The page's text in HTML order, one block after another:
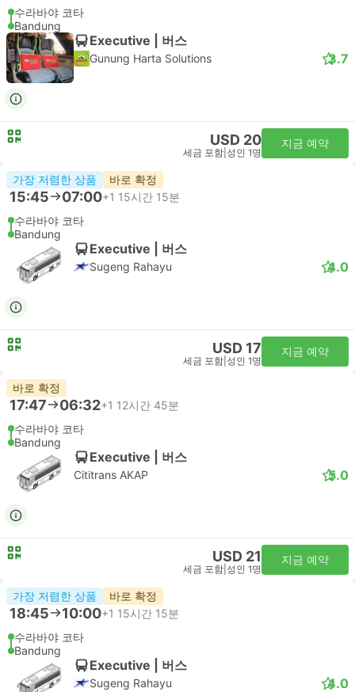
수라바야 코타
Bandung
Executive | 버스
Gunung Harta Solutions 3.7
USD 20
세금 포함 성인 1명
지금 예약
가장 저렴한 상품 바로 확정
15:45 07:00+1 15시간 15분
수라바야 코타
Bandung
Executive | 버스
Sugeng Rahayu 4.0
USD 17
세금 포함 성인 1명
지금 예약
바로 확정
17:47 06:32+1 12시간 45분
수라바야 코타
Bandung
Executive | 버스
Cititrans AKAP 5.0
USD 21
세금 포함 성인 1명
지금 예약
가장 저렴한 상품 바로 확정
18:45 10:00+1 15시간 15분
수라바야 코타
Bandung
Executive | 버스
Sugeng Rahayu 4.0